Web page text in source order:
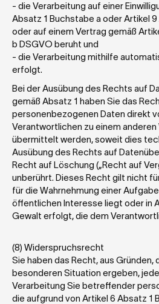
- die Verarbeitung auf einer
Absatz 1 Buchstabe a oder Artikel
oder auf einem Vertrag gemäß
b DSGVO beruht und
- die Verarbeitung mithilfe
erfolgt.
Bei der Ausübung des Rechts auf
gemäß Absatz 1 haben Sie das
personenbezogenen Daten direkt
Verantwortlichen zu einem
übermittelt werden, soweit dies
Ausübung des Rechts auf
Recht auf Löschung („Recht auf
unberührt. Dieses Recht gilt nicht
für die Wahrnehmung einer
öffentlichen Interesse liegt oder in
Gewalt erfolgt, die dem
(8) Widerspruchsrecht
Sie haben das Recht, aus Gründen,
besonderen Situation ergeben,
Verarbeitung Sie betreffender
die aufgrund von Artikel 6 Absatz 1